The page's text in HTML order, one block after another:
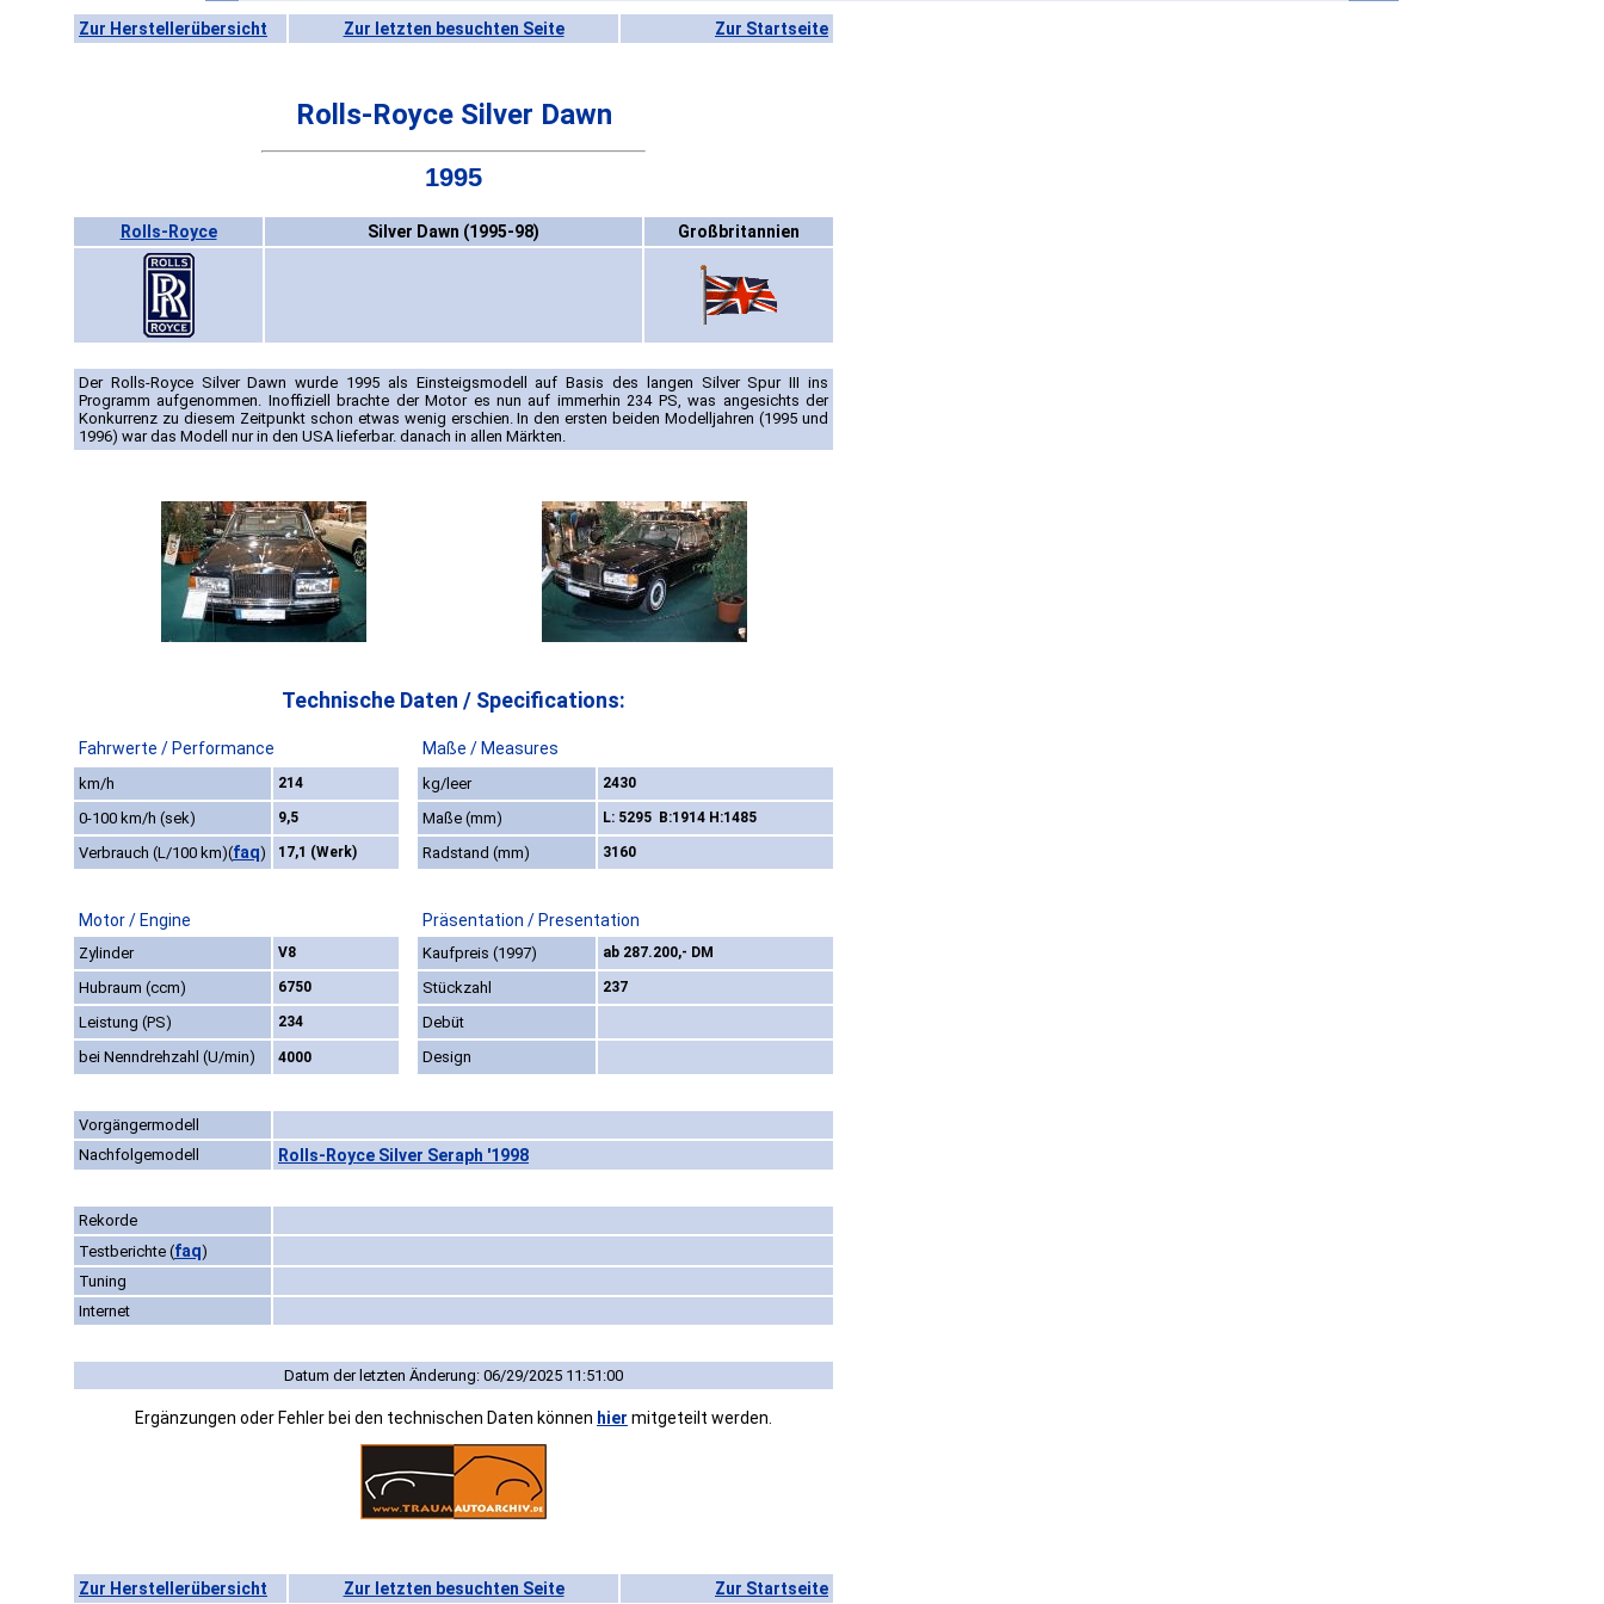
Zur Herstellerübersicht Zur letzten besuchten Seite Zur Startseite
Rolls-Royce Silver Dawn
1995
Rolls-Royce Silver Dawn (1995-98) Großbritannien
Der Rolls-Royce Silver Dawn wurde 1995 als Einsteigsmodell auf Basis des langen Silver Spur III ins
Programm aufgenommen. Inoffiziell brachte der Motor es nun auf immerhin 234 PS, was angesichts der
Konkurrenz zu diesem Zeitpunkt schon etwas wenig erschien. In den ersten beiden Modelljahren (1995 und
1996) war das Modell nur in den USA lieferbar. danach in allen Märkten.
Technische Daten / Specifications:
Fahrwerte / Performance Maße / Measures
km/h 214 kg/leer 2430
0-100 km/h (sek) 9,5 Maße (mm) L: 5295 B:1914 H:1485
Verbrauch (L/100 km)(faq) 17,1 (Werk) Radstand (mm) 3160
Motor / Engine Präsentation / Presentation
Zylinder V8 Kaufpreis (1997) ab 287.200,- DM
Hubraum (ccm) 6750 Stückzahl 237
Leistung (PS) 234
Debüt
bei Nenndrehzahl (U/min)
4000 Design
Vorgängermodell
Nachfolgemodell
Rolls-Royce Silver Seraph '1998
Rekorde
Testberichte (faq)
Tuning
Internet
Datum der letzten Änderung: 06/29/2025 11:51:00
Ergänzungen oder Fehler bei den technischen Daten können hier mitgeteilt werden.
Zur Herstellerübersicht Zur letzten besuchten Seite Zur Startseite